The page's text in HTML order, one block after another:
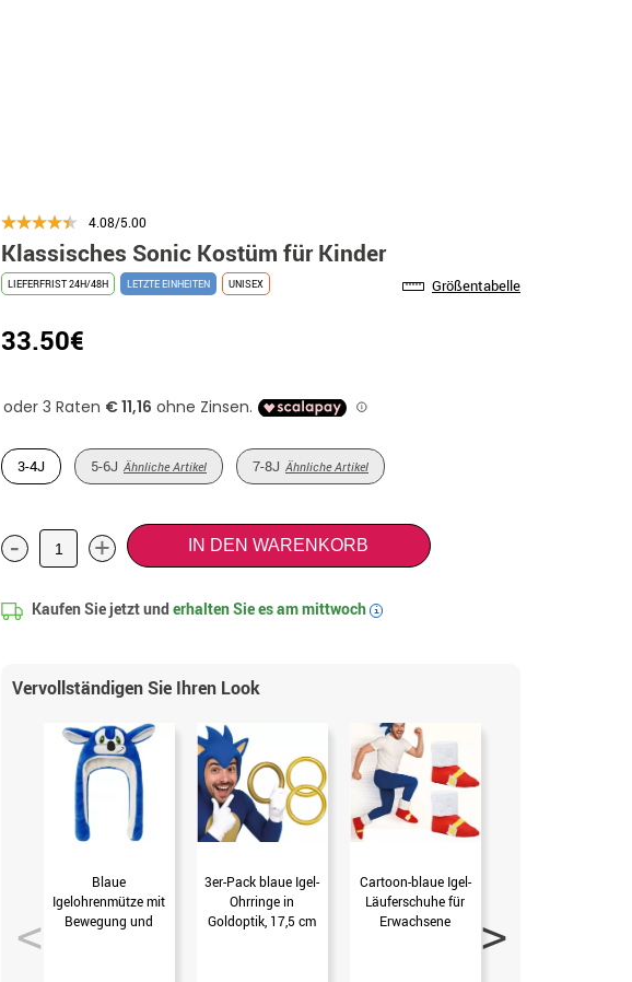
4.08/5.00
Klassisches Sonic Kostüm für Kinder
LIEFERFRIST 24H/48H LETZTE EINHEITEN UNISEX Größentabelle
33.50€
3-4J 5-6J Ähnliche Artikel 7-8J Ähnliche Artikel
- + IN DEN WARENKORB
Kaufen Sie jetzt und erhalten Sie es ammittwoch i
Vervollständigen Sie Ihren Look
Blaue
Igelohrenmütze mit
Bewegung und
3er-Pack blaue Igel-
Ohrringe in
Goldoptik, 17,5 cm
Cartoon-blaue Igel-
Läuferschuhe für
Erwachsene